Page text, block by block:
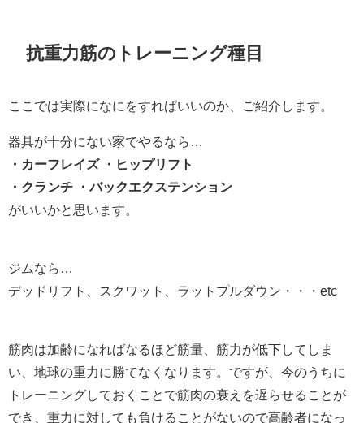
抗重力筋のトレーニング種目
ここでは実際になにをすればいいのか、ご紹介します。
器具が十分にない家でやるなら…
・カーフレイズ ・ヒップリフト
・クランチ ・バックエクステンション
がいいかと思います。
ジムなら…
デッドリフト、スクワット、ラットプルダウン・・・etc
筋肉は加齢になればなるほど筋量、筋力が低下してしま
い、地球の重力に勝てなくなります。ですが、今のうちに
トレーニングしておくことで筋肉の衰えを遅らせることが
でき、重力に対しても負けることがないので高齢者になっ